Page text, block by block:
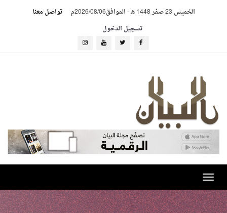
الخميس 23 صفر 1448 هـ -الموافق2026/08/06م
تواصل معنا
تسجيل الدخول
Toggle
navigation